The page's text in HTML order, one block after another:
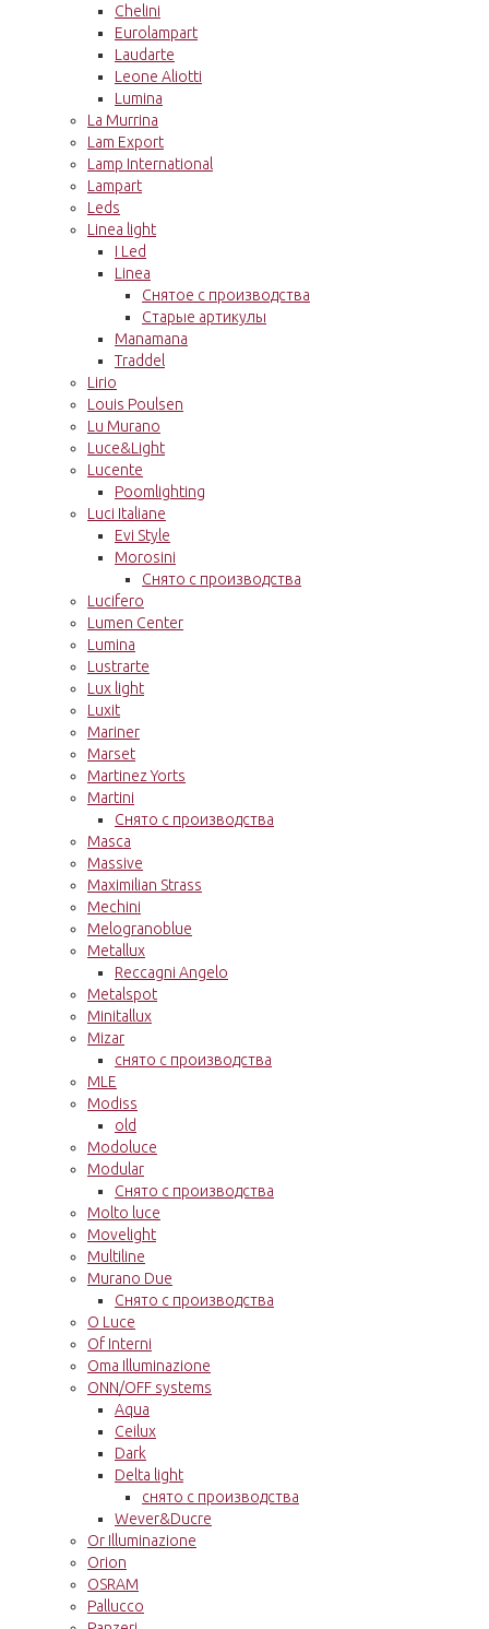
Chelini
Eurolampart
Laudarte
Leone Aliotti
Lumina
La Murrina
Lam Export
Lamp International
Lampart
Leds
Linea light
I Led
Linea
Снятое с производства
Старые артикулы
Manamana
Traddel
Lirio
Louis Poulsen
Lu Murano
Luce&Light
Lucente
Poomlighting
Luci Italiane
Evi Style
Morosini
Снято с производства
Lucifero
Lumen Center
Lumina
Lustrarte
Lux light
Luxit
Mariner
Marset
Martinez Yorts
Martini
Снято с производства
Masca
Massive
Maximilian Strass
Mechini
Melogranoblue
Metallux
Reccagni Angelo
Metalspot
Minitallux
Mizar
снято с производства
MLE
Modiss
old
Modoluce
Modular
Снято с производства
Molto luce
Movelight
Multiline
Murano Due
Снято с производства
O Luce
Of Interni
Oma Illuminazione
ONN/OFF systems
Aqua
Ceilux
Dark
Delta light
снято с производства
Wever&Ducre
Or Illuminazione
Orion
OSRAM
Pallucco